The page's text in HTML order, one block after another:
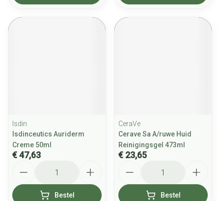
Isdin
Isdinceutics Auriderm
Creme 50ml
€ 47,63
Bestel
CeraVe
Cerave Sa A/ruwe Huid
Reinigingsgel 473ml
€ 23,65
Bestel